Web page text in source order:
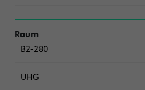
B2-280
UHG